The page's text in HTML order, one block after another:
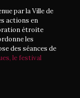
par la Ville de
actions en
étroite
les
des séances de
le festival